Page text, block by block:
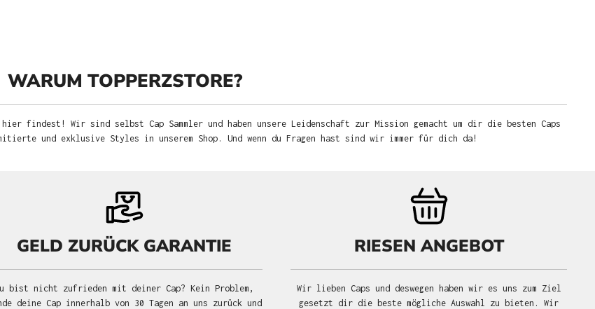
WARUM TOPPERZSTORE?
findest! Wir sind selbst Cap Sammler und haben unsere Leidenschaft zur Mission gemacht um dir die besten Caps
und exklusive Styles in unserem Shop. Und wenn du Fragen hast sind wir immer für dich da!
GELD ZURÜCK GARANTIE
bist nicht zufrieden mit deiner Cap? Kein Problem,
deine Cap innerhalb von 30 Tagen an uns zurück und
RIESEN ANGEBOT
Wir lieben Caps und deswegen haben wir es uns zum Ziel
gesetzt dir die beste mögliche Auswahl zu bieten. Wir